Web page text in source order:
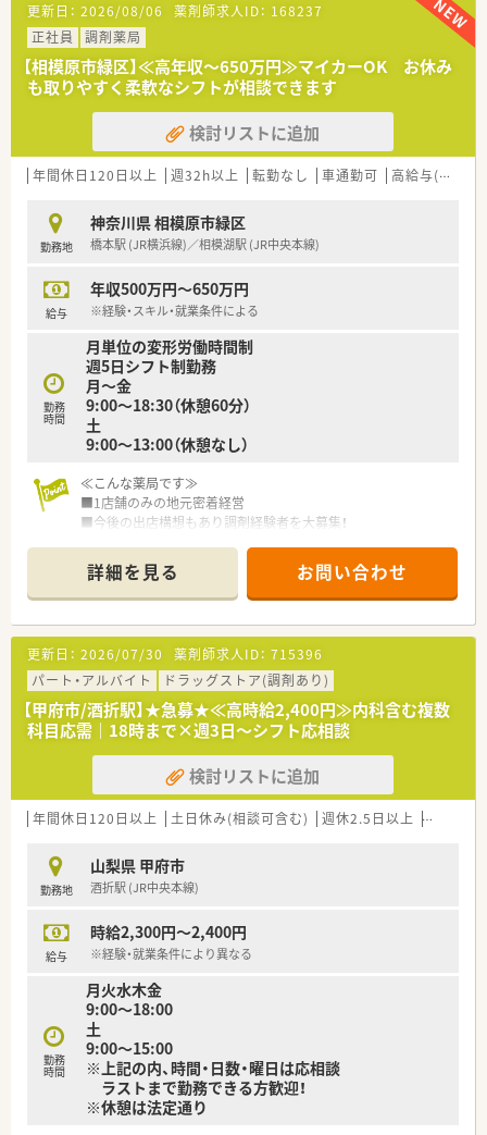
更新日： 2026/08/06 薬剤師求人ID： 168237
正社員
調剤薬局
【相模原市緑区】≪高年収～650万円≫マイカーOK お休み
も取りやすく柔軟なシフトが相談できます
検討リストに追加
年間休日120日以上 週32h以上 転勤なし 車通勤可 高給与(600万円以上)
勤務地
神奈川県 相模原市緑区
橋本駅 (JR横浜線)／相模湖駅 (JR中央本線)
給与
年収500万円～650万円
※経験・スキル・就業条件による
勤務
時間
月単位の変形労働時間制
週5日シフト制勤務
月～金
9:00～18:30（休憩60分）
土
9:00～13:00（休憩なし）
≪こんな薬局です≫
■1店舗のみの地元密着経営
■今後の出店構想もあり調剤経験者を大募集！
あります
■居宅・施設両方の在宅に力を入れています
■外来は近隣病院をはじめ面で幅広く応需
■施設調剤が多いため、業務スケジュールがコントロールしやす
い環境です
■希望休やシフトが調整しやすいので、正社員でも余裕を持って
働けます
■ガッツリ働いてしっかり稼ぎたい方にもオススメ！
■ご経験により600万円以上のご提示もあります
■マイカー通勤OK
※車通勤オススメエリアです
■在宅業務があるため自動車運転免許が必須となります
■近くの病院をはじめ、様々な処方箋を応需しています！
詳細を見る お問い合わせ
更新日： 2026/07/30 薬剤師求人ID： 715396
パート・アルバイト
ドラッグストア(調剤あり)
【甲府市/酒折駅】★急募★≪高時給2,400円≫内科含む複数
科目応需｜18時まで×週3日～シフト応相談
検討リストに追加
年間休日120日以上 土日休み(相談可含む) 週休2.5日以上 週32h以
勤務地
山梨県 甲府市
酒折駅 (JR中央本線)
給与
時給2,300円～2,400円
※経験・就業条件により異なる
勤務
時間
月火水木金
9:00〜18:00
土
9:00〜15:00
※上記の内、時間・日数・曜日は応相談
ラストまで勤務できる方歓迎！
※休憩は法定通り